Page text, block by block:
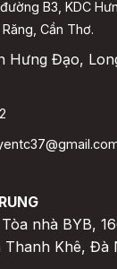
B3, KDC
Cần Thơ.
Hưng Đạo,
nhà BYB,
Thanh Khê, Đà